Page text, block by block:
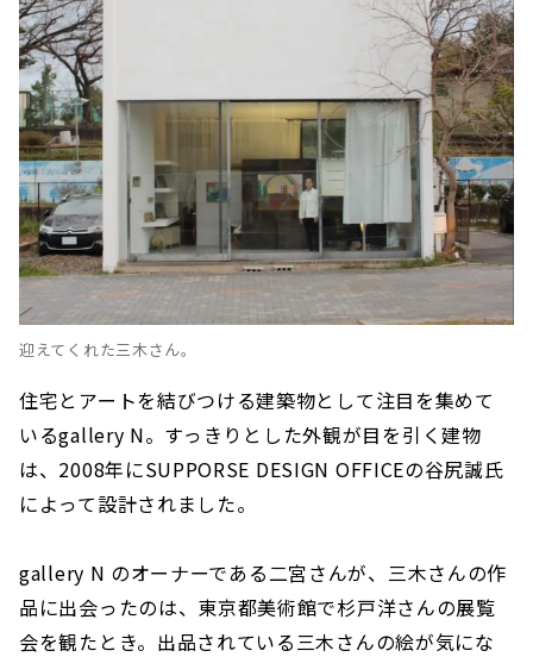
迎えてくれた三木さん。
住宅とアートを結びつける建築物として注目を集めて
いるgallery N。すっきりとした外観が目を引く建物
は、2008年にSUPPORSE DESIGN OFFICEの谷尻誠氏
によって設計されました。
gallery N のオーナーである二宮さんが、三木さんの作
品に出会ったのは、東京都美術館で杉戸洋さんの展覧
会を観たとき。出品されている三木さんの絵が気にな